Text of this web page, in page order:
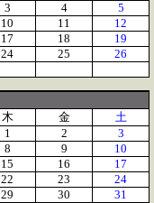
3 4
5
10 11
12
17 18
19
24 25
26
木 金
土
1
2
3
8 9
10
15 16
17
22 23
24
29 30 31